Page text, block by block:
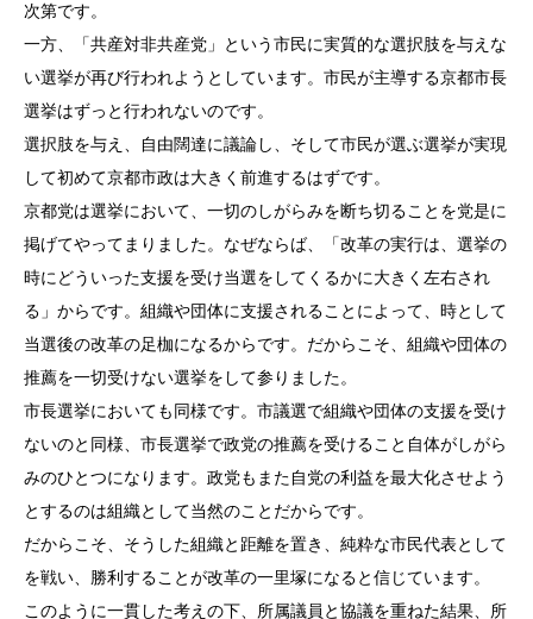
次第です。
一方、「共産対非共産党」という市民に実質的な選択肢を与えな
い選挙が再び行われようとしています。市民が主導する京都市長
選挙はずっと行われないのです。
選択肢を与え、自由闊達に議論し、そして市民が選ぶ選挙が実現
して初めて京都市政は大きく前進するはずです。
京都党は選挙において、一切のしがらみを断ち切ることを党是に
掲げてやってまりました。なぜならば、「改革の実行は、選挙の
時にどういった支援を受け当選をしてくるかに大きく左右され
る」からです。組織や団体に支援されることによって、時として
当選後の改革の足枷になるからです。だからこそ、組織や団体の
推薦を一切受けない選挙をして参りました。
市長選挙においても同様です。市議選で組織や団体の支援を受け
ないのと同様、市長選挙で政党の推薦を受けること自体がしがら
みのひとつになります。政党もまた自党の利益を最大化させよう
とするのは組織として当然のことだからです。
だからこそ、そうした組織と距離を置き、純粋な市民代表として
を戦い、勝利することが改革の一里塚になると信じています。
このように一貫した考えの下、所属議員と協議を重ねた結果、所